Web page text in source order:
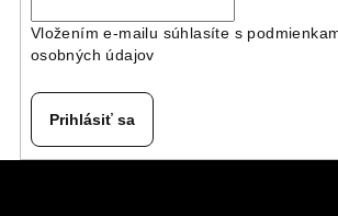
Vložením e-mailu súhlasíte s
osobných údajov
Prihlásiť sa